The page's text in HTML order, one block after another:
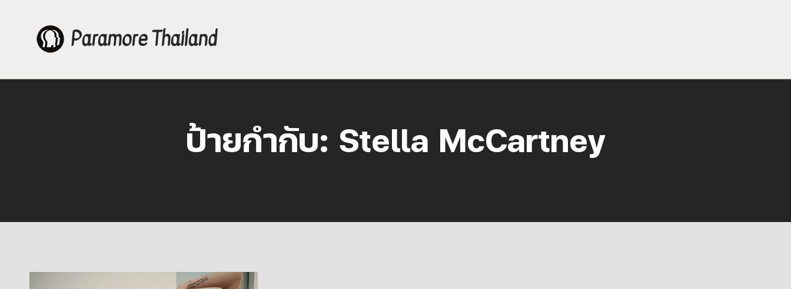
to
Paramore Thailand
ป้ายกำกับ: Stella McCartney